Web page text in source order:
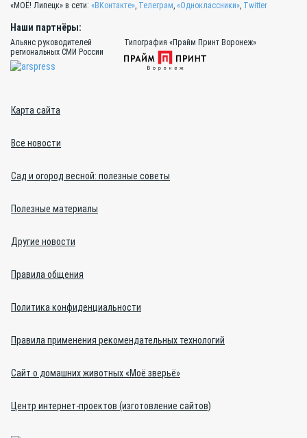
«МОЁ! Липецк» в сети: «ВКонтакте», Телеграм, «Одноклассники», Twitter
Наши партнёры:
Альянс руководителей
региональных СМИ России
Типография «Прайм Принт Воронеж»
Карта сайта
Все новости
Сад и огород весной: полезные советы
Полезные материалы
Другие новости
Правила общения
Политика конфиденциальности
Правила применения рекомендательных технологий
Сайт о домашних животных «Моё зверьё»
Центр интернет-проектов (изготовление сайтов)